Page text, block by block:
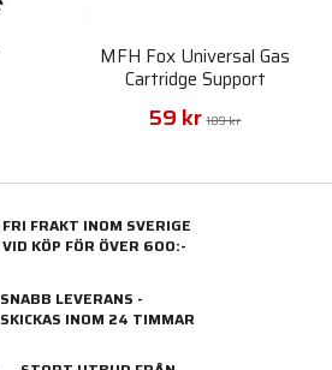
MFH Fox Universal Gas
Cartridge Support
59 kr 109 kr
FRI FRAKT INOM SVERIGE
VID KÖP FÖR ÖVER 600:-
SNABB LEVERANS -
SKICKAS INOM 24 TIMMAR